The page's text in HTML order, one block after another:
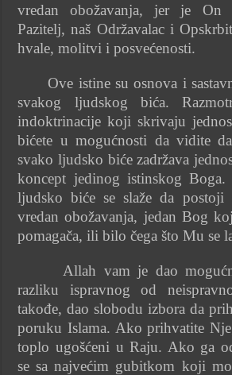
vredan obožavanja, jer je On
Pazitelj, naš Održavalac i
hvale, molitvi i posvećenosti.
Ove istine su osnova i
svakog ljudskog bića.
indoktrinacije koji skrivaju
bićete u mogućnosti da vidite
svako ljudsko biće zadržava
koncept jedinog istinskog
ljudsko biće se slaže da postoji
vredan obožavanja, jedan Bog
pomagača, ili bilo čega što Mu se
Allah vam je dao
razliku ispravnog od
takođe, dao slobodu izbora da
poruku Islama. Ako prihvatite
toplo ugošćeni u Raju. Ako ga
se sa najvećim gubitkom koji